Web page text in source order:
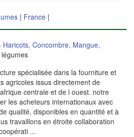
| France |
Haricots, Concombre, Mangue,
spécialisée dans la fourniture et
agricoles issus directement de
centrale et de l ouest. notre
les acheteurs internationaux avec
qualité, disponibles en quantité et à
travaillons en étroite collaboration
...